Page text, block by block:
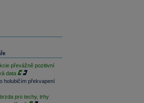
převážně pozitivní
data
holubičím překvapení
pro techy, trhy